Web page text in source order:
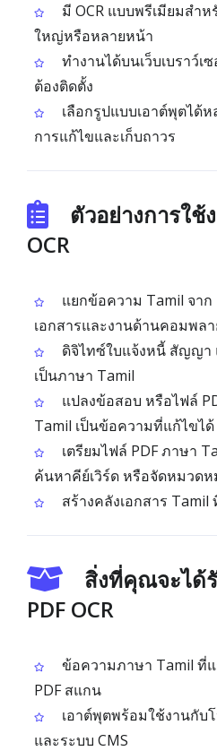
มี OCR แบบพรีเมียมสำ
ใหญ่หรือหลายหน้า
ทำงานได้บนเว็บเบราว์
ต้องติดตั้ง
เลือกรูปแบบเอาต์พุตได้
การแก้ไขและเก็บถาวร
ตัวอย่างการใช้
OCR
แยกข้อความ Tamil จาก
เอกสารและงานด้านคอมพล
ดิจิไทซ์ใบแจ้งหนี้ สัญญา
เป็นภาษา Tamil
แปลงข้อสอบ หรือไฟล์
Tamil เป็นข้อความที่แก้ไขได้
เตรียมไฟล์ PDF ภาษา
ค้นหาคีย์เวิร์ด หรือจัดหมวดห
สร้างคลังเอกสาร
สิ่งที่คุณจะได้
PDF OCR
ข้อความภาษา Tamil ที่
PDF สแกน
เอาต์พุตพร้อมใช้งานกับ
และระบบ CMS